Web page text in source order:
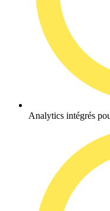
Analytics intégrés